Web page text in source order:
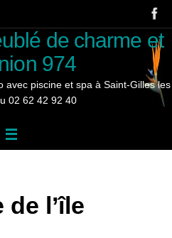
de charme et
974
avec piscine et spa à Saint-Gilles les
02 62 42 92 40
de l’île